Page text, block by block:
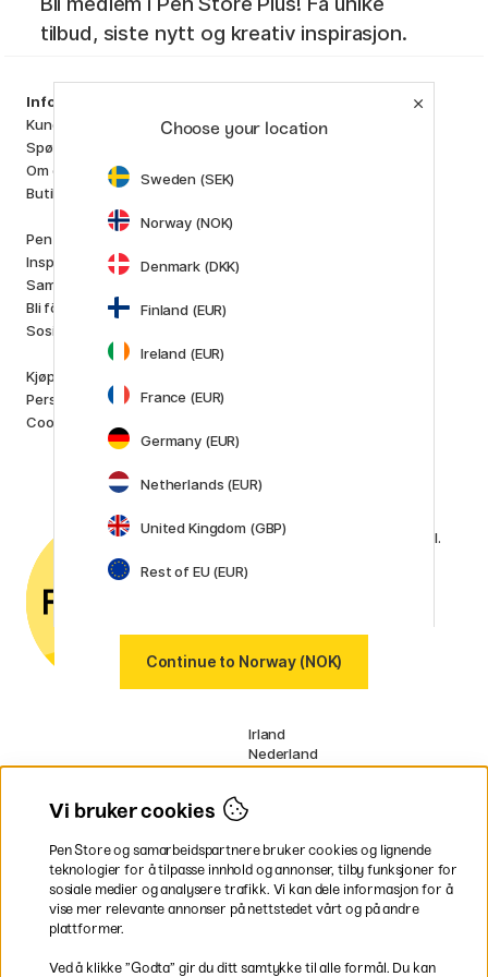
tilbud, siste nytt og kreativ inspirasjon.
Information
Kundeservice
Spørsmål og svar
Om oss
Butikken vår
Pen Store Plus
Inspirasjon og guider
Samarbeide med oss
Bli förhandler
Sosialt ansvar
Kjøpsvilkår
Personvernerklæring
Cookies
Kunstnermateriell
telefon hvis du har spørsmål.
Våre markeder
Sverige
Danmark
Finland
Irland
Nederland
Tyskland
* Spesifikkefraktvilkårgjelder for
voluminøse varer.
Choose your location
Sweden (SEK)
Norway (NOK)
Denmark (DKK)
Finland (EUR)
Ireland (EUR)
France (EUR)
Germany (EUR)
Netherlands (EUR)
United Kingdom (GBP)
Rest of EU (EUR)
Continue to Norway (NOK)
Vi bruker cookies
Pen Store og samarbeidspartnere bruker cookies og lignende
teknologier for å tilpasse innhold og annonser, tilby funksjoner for
sosiale medier og analysere trafikk. Vi kan dele informasjon for å
vise mer relevante annonser på nettstedet vårt og på andre
plattformer.
Ved å klikke ”Godta” gir du ditt samtykke til alle formål. Du kan